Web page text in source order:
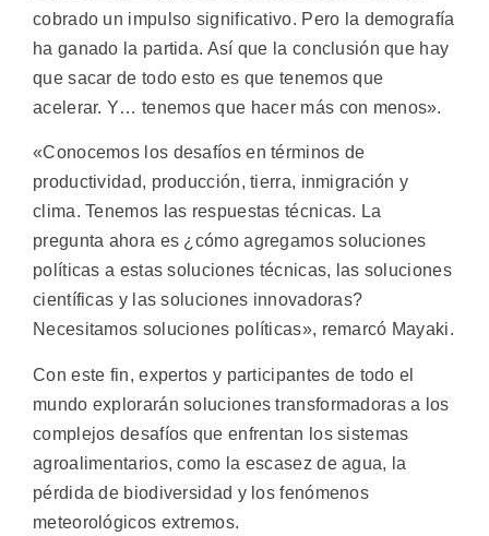
cobrado un impulso significativo. Pero la demografía
ha ganado la partida. Así que la conclusión que hay
que sacar de todo esto es que tenemos que
acelerar. Y… tenemos que hacer más con menos».
«Conocemos los desafíos en términos de
productividad, producción, tierra, inmigración y
clima. Tenemos las respuestas técnicas. La
pregunta ahora es ¿cómo agregamos soluciones
políticas a estas soluciones técnicas, las soluciones
científicas y las soluciones innovadoras?
Necesitamos soluciones políticas», remarcó Mayaki.
Con este fin, expertos y participantes de todo el
mundo explorarán soluciones transformadoras a los
complejos desafíos que enfrentan los sistemas
agroalimentarios, como la escasez de agua, la
pérdida de biodiversidad y los fenómenos
meteorológicos extremos.